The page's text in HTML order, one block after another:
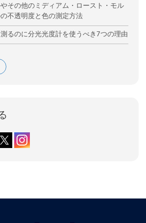
その他のミディアム・ロースト・モル
不透明度と色の測定方法
るのに分光光度計を使うべき7つの理由
YouTube
us on Facebook
Follow us on X (formerly Twitter)
Follow us on Instagram